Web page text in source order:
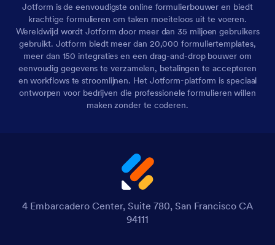
Jotform is de eenvoudigste online formulierbouwer en biedt
krachtige formulieren om taken moeiteloos uit te voeren.
Wereldwijd wordt Jotform door meer dan 35 miljoen gebruikers
gebruikt. Jotform biedt meer dan 20,000 formuliertemplates,
meer dan 150 integraties en een drag-and-drop bouwer om
eenvoudig gegevens te verzamelen, betalingen te accepteren
en workflows te stroomlijnen. Het Jotform-platform is speciaal
ontworpen voor bedrijven die professionele formulieren willen
maken zonder te coderen.
4 Embarcadero Center, Suite 780, San Francisco CA
94111